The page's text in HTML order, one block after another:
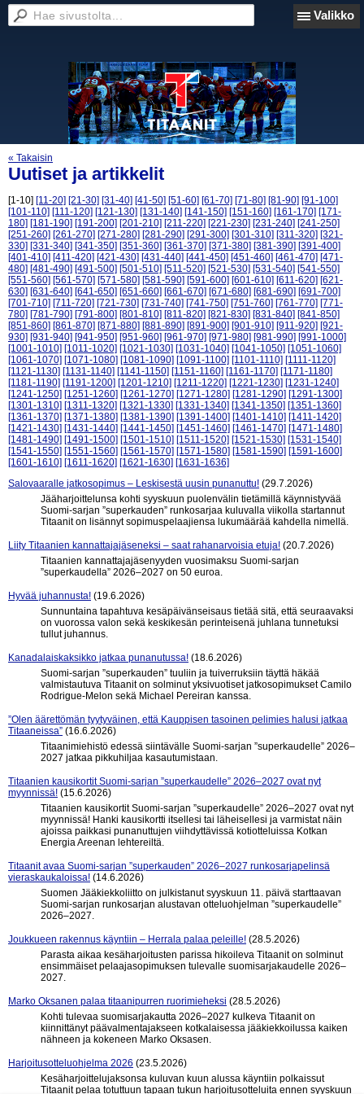
Valikko
« Takaisin
Uutiset ja artikkelit
[1-10] [11-20] [21-30] [31-40] [41-50] [51-60] [61-70] [71-80] [81-90] [91-100]
[101-110] [111-120] [121-130] [131-140] [141-150] [151-160] [161-170] [171-
180] [181-190] [191-200] [201-210] [211-220] [221-230] [231-240] [241-250]
[251-260] [261-270] [271-280] [281-290] [291-300] [301-310] [311-320] [321-
330] [331-340] [341-350] [351-360] [361-370] [371-380] [381-390] [391-400]
[401-410] [411-420] [421-430] [431-440] [441-450] [451-460] [461-470] [471-
480] [481-490] [491-500] [501-510] [511-520] [521-530] [531-540] [541-550]
[551-560] [561-570] [571-580] [581-590] [591-600] [601-610] [611-620] [621-
630] [631-640] [641-650] [651-660] [661-670] [671-680] [681-690] [691-700]
[701-710] [711-720] [721-730] [731-740] [741-750] [751-760] [761-770] [771-
780] [781-790] [791-800] [801-810] [811-820] [821-830] [831-840] [841-850]
[851-860] [861-870] [871-880] [881-890] [891-900] [901-910] [911-920] [921-
930] [931-940] [941-950] [951-960] [961-970] [971-980] [981-990] [991-1000]
[1001-1010] [1011-1020] [1021-1030] [1031-1040] [1041-1050] [1051-1060]
[1061-1070] [1071-1080] [1081-1090] [1091-1100] [1101-1110] [1111-1120]
[1121-1130] [1131-1140] [1141-1150] [1151-1160] [1161-1170] [1171-1180]
[1181-1190] [1191-1200] [1201-1210] [1211-1220] [1221-1230] [1231-1240]
[1241-1250] [1251-1260] [1261-1270] [1271-1280] [1281-1290] [1291-1300]
[1301-1310] [1311-1320] [1321-1330] [1331-1340] [1341-1350] [1351-1360]
[1361-1370] [1371-1380] [1381-1390] [1391-1400] [1401-1410] [1411-1420]
[1421-1430] [1431-1440] [1441-1450] [1451-1460] [1461-1470] [1471-1480]
[1481-1490] [1491-1500] [1501-1510] [1511-1520] [1521-1530] [1531-1540]
[1541-1550] [1551-1560] [1561-1570] [1571-1580] [1581-1590] [1591-1600]
[1601-1610] [1611-1620] [1621-1630] [1631-1636]
Salovaaralle jatkosopimus – Leskisestä uusin punanuttu! (29.7.2026)
Jääharjoittelunsa kohti syyskuun puolenvälin tietämillä käynnistyvää
Suomi-sarjan ”superkauden” runkosarjaa kuluvalla viikolla startannut
Titaanit on lisännyt sopimuspelaajiensa lukumäärää kahdella nimellä.
Liity Titaanien kannattajajäseneksi – saat rahanarvoisia etuja! (20.7.2026)
Titaanien kannattajajäsenyyden vuosimaksu Suomi-sarjan
”superkaudella” 2026–2027 on 50 euroa.
Hyvää juhannusta! (19.6.2026)
Sunnuntaina tapahtuva kesäpäivänseisaus tietää sitä, että seuraavaksi
on vuorossa valon sekä keskikesän perinteisenä juhlana tunnetuksi
tullut juhannus.
Kanadalaiskaksikko jatkaa punanutussa! (18.6.2026)
Suomi-sarjan ”superkauden” tuuliin ja tuiverruksiin täyttä häkää
valmistautuva Titaanit on solminut yksivuotiset jatkosopimukset Camilo
Rodrigue-Melon sekä Michael Pereiran kanssa.
”Olen äärettömän tyytyväinen, että Kauppisen tasoinen pelimies halusi jatkaa
Titaaneissa” (16.6.2026)
Titaanimiehistö edessä siintävälle Suomi-sarjan ”superkaudelle” 2026–
2027 jatkaa pikkuhiljaa kasautumistaan.
Titaanien kausikortit Suomi-sarjan ”superkaudelle” 2026–2027 ovat nyt
myynnissä! (15.6.2026)
Titaanien kausikortit Suomi-sarjan ”superkaudelle” 2026–2027 ovat nyt
myynnissä! Hanki kausikortti itsellesi tai läheisellesi ja varmistat näin
ajoissa paikkasi punanuttujen viihdyttävissä kotiotteluissa Kotkan
Energia Areenan lehtereiltä.
Titaanit avaa Suomi-sarjan ”superkauden” 2026–2027 runkosarjapelinsä
vieraskaukaloissa! (14.6.2026)
Suomen Jääkiekkoliitto on julkistanut syyskuun 11. päivä starttaavan
Suomi-sarjan runkosarjan alustavan otteluohjelman ”superkaudelle”
2026–2027.
Joukkueen rakennus käyntiin – Herrala palaa peleille! (28.5.2026)
Parasta aikaa kesäharjoitusten parissa hikoileva Titaanit on solminut
ensimmäiset pelaajasopimuksen tulevalle suomisarjakaudelle 2026–
2027.
Marko Oksanen palaa titaanipurren ruorimieheksi (28.5.2026)
Kohti tulevaa suomisarjakautta 2026–2027 kulkeva Titaanit on
kiinnittänyt päävalmentajakseen kotkalaisessa jääkiekkoilussa kaiken
nähneen ja kokeneen Marko Oksasen.
Harjoitusotteluohjelma 2026 (23.5.2026)
Kesäharjoittelujaksonsa kuluvan kuun alussa käyntiin polkaissut
Titaanit pelaa totuttuun tapaan tukun harjoitusotteluita ennen syyskuun